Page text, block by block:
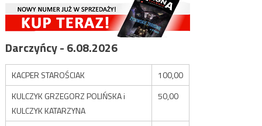
Darczyńcy - 6.08.2026
KACPER STAROŚCIAK
100,00
KULCZYK GRZEGORZ POLIŃSKA i
KULCZYK KATARZYNA
50,00